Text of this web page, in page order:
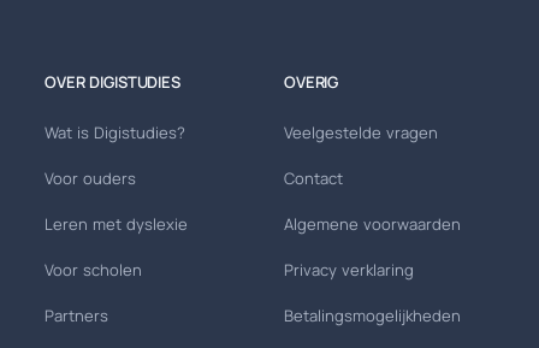
OVER DIGISTUDIES
Wat is Digistudies?
Voor ouders
Leren met dyslexie
Voor scholen
Partners
OVERIG
Veelgestelde vragen
Contact
Algemene voorwaarden
Privacy verklaring
Betalingsmogelijkheden